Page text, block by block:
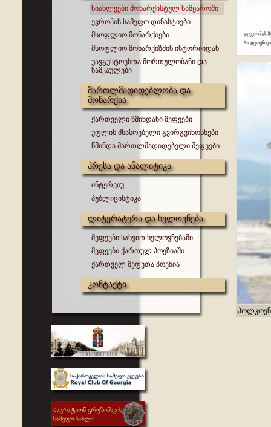
სიახლეები მონარქისტულ სამყაროში
ევროპის სამეფო დინასტიები
მსოფლიო მონარქიები
მსოფლიო მონარქიზმის ისტორიიდან
უავგუსტოესთა მორთულობანი და
სამკაულები
მართლმადიდებლობა და
მონარქია
ქართველი წმინდანი მეფეები
უფლის მსასოებელი გვირგვინოსნები
წმინდა მართლმადიდებელი მეფეები
პრესა და ანალიტიკა
ინტერვიუ
პუბლიცისტიკა
ლიტერატურა და ხელოვნება
მეფეები სახვით ხელოვნებაში
მეფეები ქართულ პოეზიაში
ქართველ მეფეთა პოეზია
კონტაქტი